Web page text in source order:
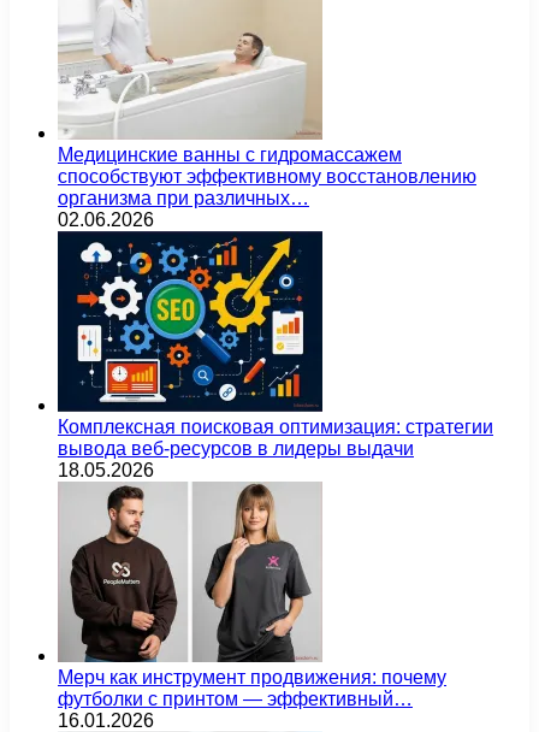
Медицинские ванны с гидромассажем
способствуют эффективному восстановлению
организма при различных…
02.06.2026
Комплексная поисковая оптимизация: стратегии
вывода веб-ресурсов в лидеры выдачи
18.05.2026
Мерч как инструмент продвижения: почему
футболки с принтом — эффективный…
16.01.2026